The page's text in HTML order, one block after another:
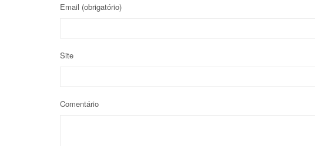
Email (obrigatório)
Site
Comentário